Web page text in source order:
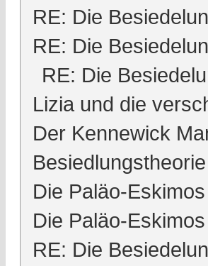
RE: Die
RE: Die
RE: Die
Lizia und die
Der Kennewick
Die Paläo-
Die Paläo-
RE: Die